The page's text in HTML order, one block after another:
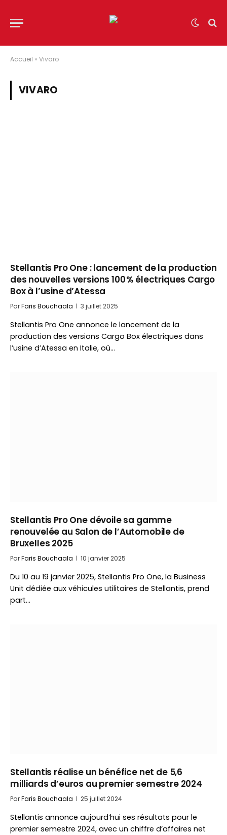
Accueil » Vivaro
VIVARO
Stellantis Pro One : lancement de la production
des nouvelles versions 100 % électriques Cargo
Box à l’usine d’Atessa
ParFaris Bouchaala 3 juillet 2025
Stellantis Pro One annonce le lancement de la
production des versions Cargo Box électriques dans
l’usine d’Atessa en Italie, où…
Stellantis Pro One dévoile sa gamme
renouvelée au Salon de l’Automobile de
Bruxelles 2025
ParFaris Bouchaala 10 janvier 2025
Du 10 au 19 janvier 2025, Stellantis Pro One, la Business
Unit dédiée aux véhicules utilitaires de Stellantis, prend
part…
Stellantis réalise un bénéfice net de 5,6
milliards d’euros au premier semestre 2024
ParFaris Bouchaala 25 juillet 2024
Stellantis annonce aujourd’hui ses résultats pour le
premier semestre 2024, avec un chiffre d’affaires net